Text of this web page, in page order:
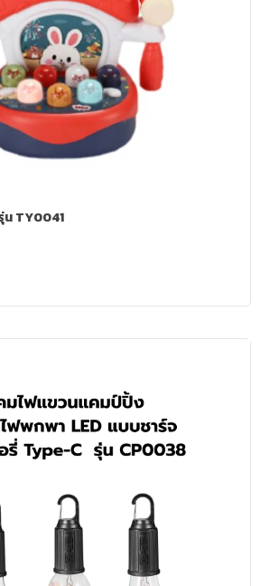
ของเล่นตีหัวตัวตุ่น รุ่น TY0041